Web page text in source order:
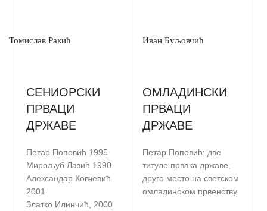
Томислав Ракић Иван Буљовчић
СЕНИОРСКИ
ПРВАЦИ
ДРЖАВЕ
Петар Поповић 1995.
Мирољуб Лазић 1990.
Александар Ковчевић
2001.
Златко Илинчић, 2000.
ОМЛАДИНСКИ
ПРВАЦИ
ДРЖАВЕ
Петар Поповић: две
титуле првака државе,
друго место на светском
омладинском првенству